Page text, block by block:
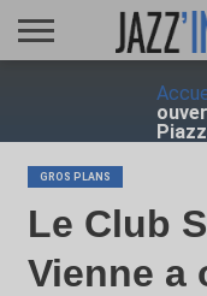
GROS PLANS
Le Club
Vienne a